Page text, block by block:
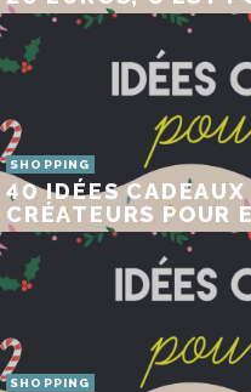
SHOPPING
40 IDÉES
CRÉATEURS POUR
SHOPPING